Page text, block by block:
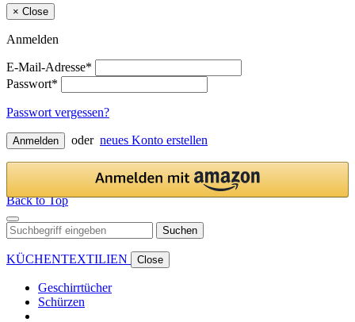
× Close
Anmelden
E-Mail-Adresse*
Passwort*
Passwort vergessen?
Anmelden oder neues Konto erstellen
Back to Top
Suchen
KÜCHENTEXTILIEN Close
Geschirrtücher
Schürzen